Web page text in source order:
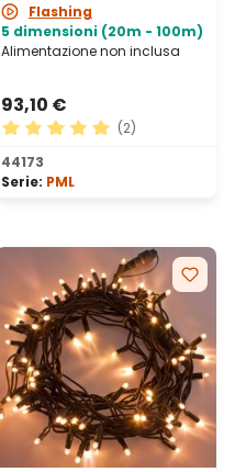
Flashing
5 dimensioni (20m - 100m)
Alimentazione non inclusa
93,10 €
Valutazione media di 5 su
(2)
44173
Serie: PML